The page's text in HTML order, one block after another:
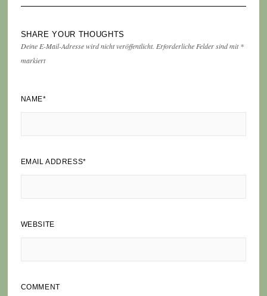
SHARE YOUR THOUGHTS
Deine E-Mail-Adresse wird nicht veröffentlicht. Erforderliche Felder sind mit*
markiert
NAME*
EMAIL ADDRESS*
WEBSITE
COMMENT